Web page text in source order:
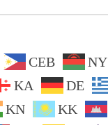
CEB NY
KA DE
KN KK